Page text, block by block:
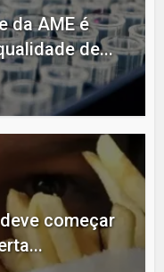
da AME é
de...
começar